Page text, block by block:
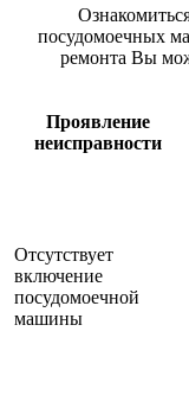
посудомоечных
ремонта Вы
Проявление
неисправности
Отсутствует
включение
посудомоечной
машины